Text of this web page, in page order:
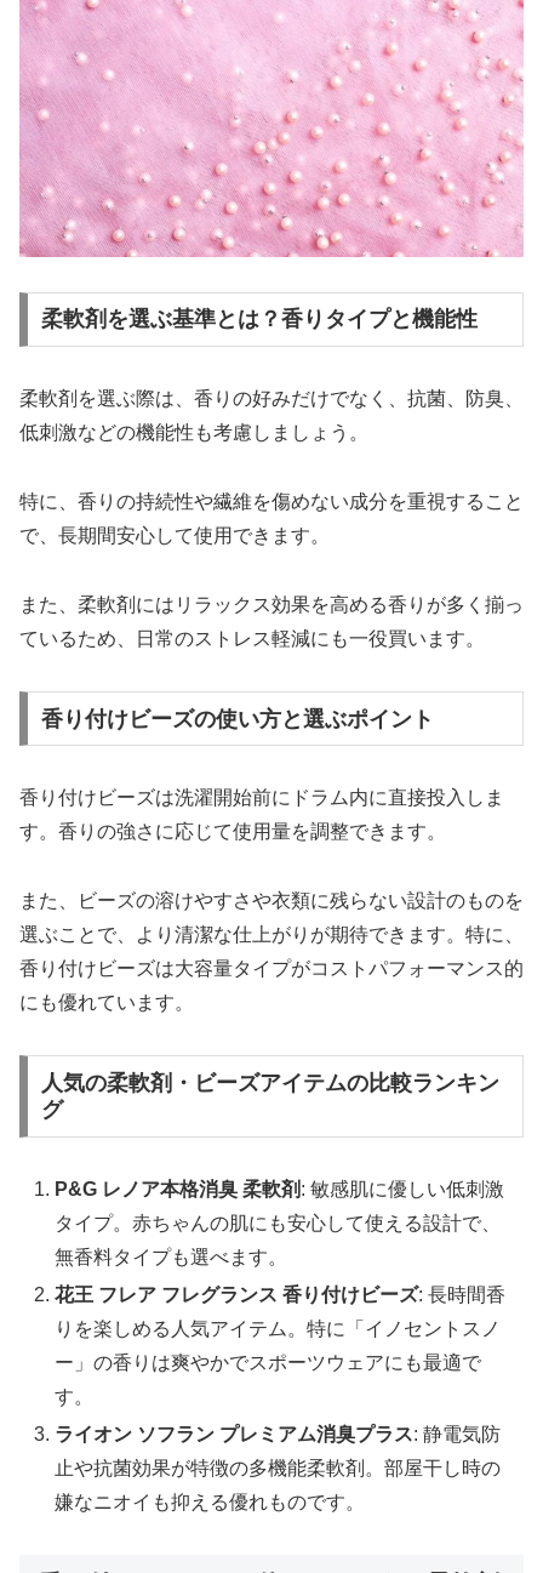
柔軟剤を選ぶ基準とは？香りタイプと機能性
柔軟剤を選ぶ際は、香りの好みだけでなく、抗菌、防臭、
低刺激などの機能性も考慮しましょう。
特に、香りの持続性や繊維を傷めない成分を重視すること
で、長期間安心して使用できます。
また、柔軟剤にはリラックス効果を高める香りが多く揃っ
ているため、日常のストレス軽減にも一役買います。
香り付けビーズの使い方と選ぶポイント
香り付けビーズは洗濯開始前にドラム内に直接投入しま
す。香りの強さに応じて使用量を調整できます。
また、ビーズの溶けやすさや衣類に残らない設計のものを
選ぶことで、より清潔な仕上がりが期待できます。特に、
香り付けビーズは大容量タイプがコストパフォーマンス的
にも優れています。
人気の柔軟剤・ビーズアイテムの比較ランキン
グ
P&G レノア本格消臭 柔軟剤 : 敏感肌に優しい低刺激
タイプ。赤ちゃんの肌にも安心して使える設計で、
無香料タイプも選べます。
花王 フレア フレグランス 香り付けビーズ: 長時間香
りを楽しめる人気アイテム。特に「イノセントスノ
ー」の香りは爽やかでスポーツウェアにも最適で
す。
ライオン ソフラン プレミアム消臭プラス: 静電気防
止や抗菌効果が特徴の多機能柔軟剤。部屋干し時の
嫌なニオイも抑える優れものです。